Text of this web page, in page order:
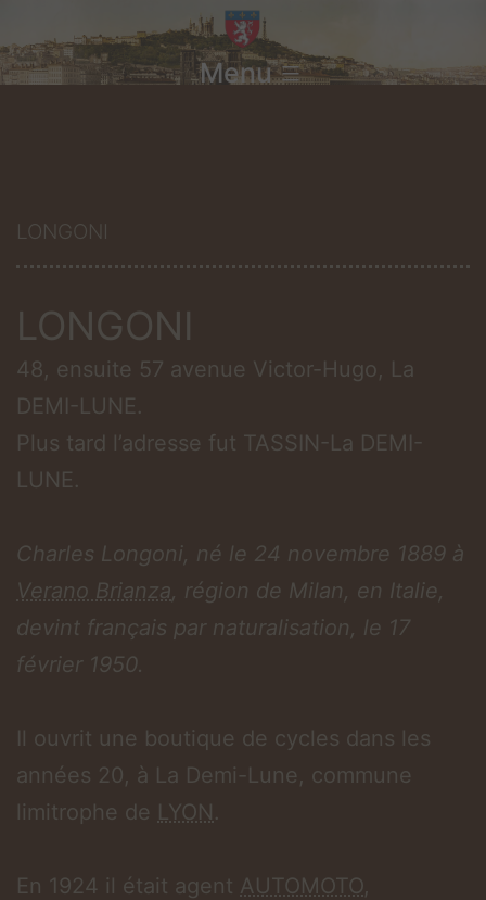
au
contenu
Menu
LONGONI
LONGONI
48, ensuite 57 avenue Victor-Hugo, La
DEMI-LUNE.
Plus tard l’adresse fut TASSIN-La DEMI-
LUNE.
Charles Longoni, né le 24 novembre 1889 à
Verano Brianza, région de Milan, en Italie,
devint français par naturalisation, le 17
février 1950.
Il ouvrit une boutique de cycles dans les
années 20, à La Demi-Lune, commune
limitrophe de LYON.
En 1924 il était agent AUTOMOTO,